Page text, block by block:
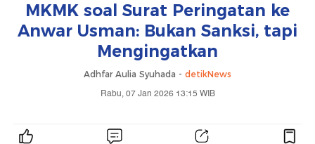
MKMK soal Surat Peringatan ke
Anwar Usman: Bukan Sanksi, tapi
Mengingatkan
Adhfar Aulia Syuhada - detikNews
Rabu, 07 Jan 2026 13:15 WIB